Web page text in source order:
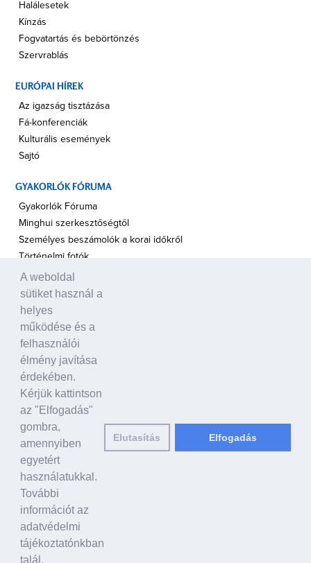
Halálesetek
Kínzás
Fogvatartás és bebörtönzés
Szervrablás
EURÓPAI HÍREK
Az igazság tisztázása
Fá-konferenciák
Kulturális események
Sajtó
GYAKORLÓK FÓRUMA
Gyakorlók Fóruma
Minghui szerkesztőségtől
Személyes beszámolók a korai időkről
Történelmi fotók
A TÁMOGATÁS HANGJA
Politikusok
Civil szervezetek, ENSZ
Egyéb
A VILÁG HÍREI
HAGYOMÁNYOS KÍNAI KULTÚRA
Ősi történetek
Történelmi személyek
Shen Yun Performing Arts
LINKEK
falundafa.org
hu.faluninfo.eu
minghui.org
pureinsight.org
A weboldal
sütiket használ a
helyes
működése és a
felhasználói
élmény javítása
érdekében.
Kérjük kattintson
az "Elfogadás"
gombra,
amennyiben
egyetért
használatukkal.
További
információt az
adatvédelmi
tájékoztatónkban
talál.
Elutasítás Elfogadás